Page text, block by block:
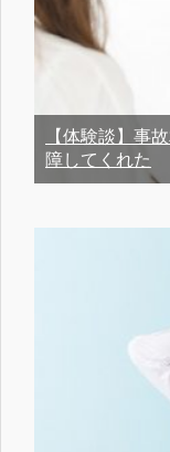
【体験談】事
障してくれた